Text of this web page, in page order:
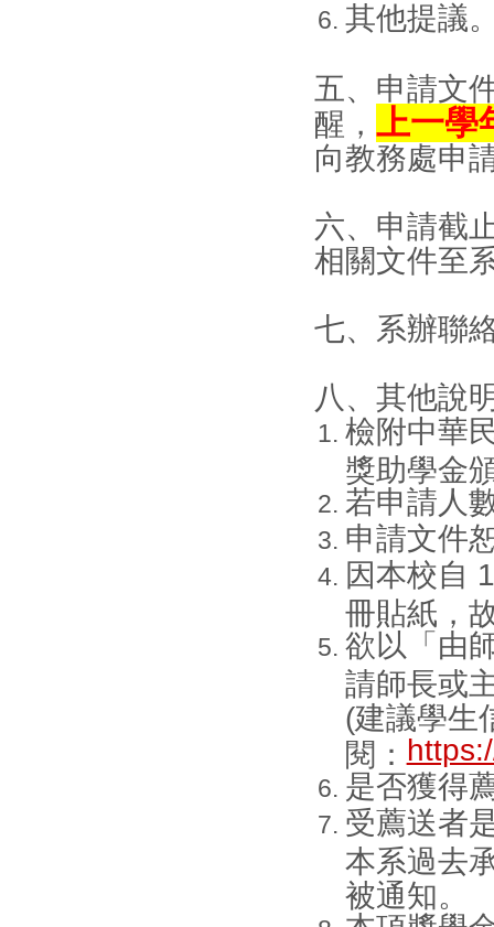
其他提議
五、申請文
醒， 上一學
向教務處申
六、申請截
相關文件至
七、系辦聯
八、其他說
檢附中華
獎助學金
若申請人
申請文件
因本校自
冊貼紙，
欲以「由
請師長或
(建議學生
閱：
是否獲得
受薦送者
本系過去
被通知。